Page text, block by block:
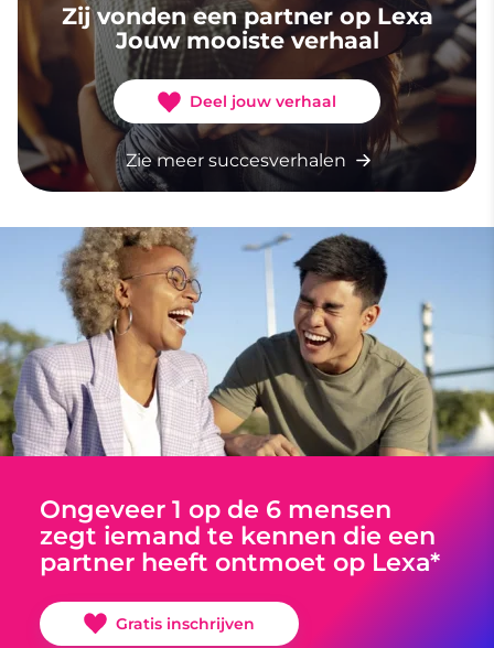
Zij vonden een partner op Lexa
Jouw mooiste verhaal
Deel jouw verhaal
Zie meer succesverhalen
Ongeveer 1 op de 6 mensen
zegt iemand te kennen die een
partner heeft ontmoet op Lexa*
Gratis inschrijven